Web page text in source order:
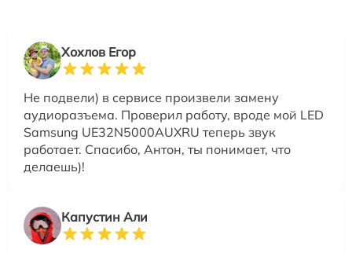
Хохлов Егор
Не подвели) в сервисе произвели замену
аудиоразъема. Проверил работу, вроде мой LED
Samsung UE32N5000AUXRU теперь звук
работает. Спасибо, Антон, ты понимает, что
делаешь)!
Капустин Али